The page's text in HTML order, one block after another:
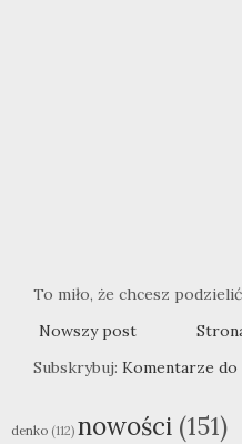
To miło, że chcesz
Nowszy post
Subskrybuj: Komentarze do
denko (112) nowości (151)